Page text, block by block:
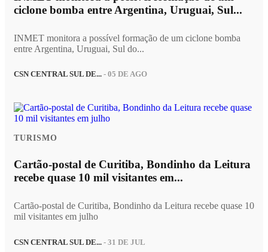
ciclone bomba entre Argentina, Uruguai, Sul...
INMET monitora a possível formação de um ciclone bomba
entre Argentina, Uruguai, Sul do...
CSN CENTRAL SUL DE... - 05 DE AGO
TURISMO
Cartão-postal de Curitiba, Bondinho da Leitura
recebe quase 10 mil visitantes em...
Cartão-postal de Curitiba, Bondinho da Leitura recebe quase 10
mil visitantes em julho
CSN CENTRAL SUL DE... - 31 DE JUL